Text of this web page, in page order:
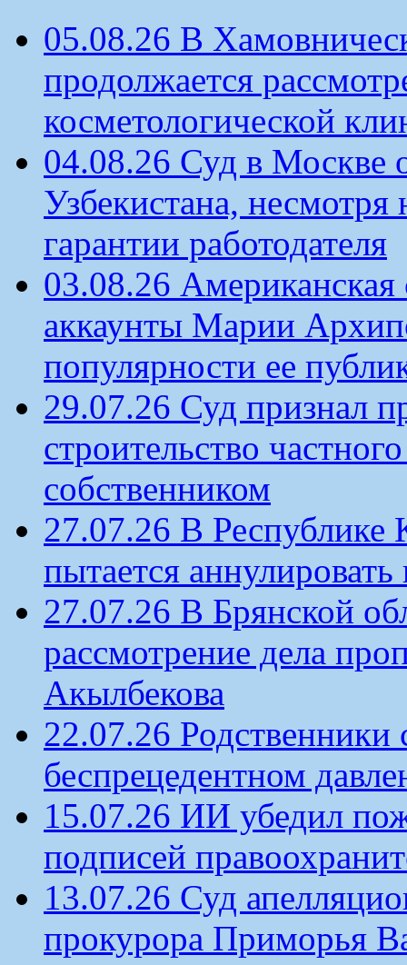
05.08.26 В
продолжается
косметологической
04.08.26 Суд в Москве
Узбекистана,
гарантии работодателя
03.08.26 Американская
аккаунты Марии
популярности ее
29.07.26 Суд признал
строительство
собственником
27.07.26 В
пытается аннулировать
27.07.26 В Брянской
рассмотрение дела
Акылбекова
22.07.26
беспрецедентном
15.07.26 ИИ убедил
подписей
13.07.26 Суд
прокурора Приморья